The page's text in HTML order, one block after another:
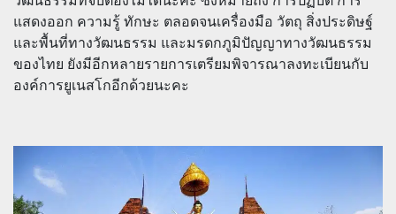
แสดงออก ความรู้ ทักษะ ตลอดจนเครื่องมือ วัตถุ สิ่งประดิษฐ์
และพื้นที่ทางวัฒนธรรม และมรดกภูมิปัญญาทางวัฒนธรรม
ของไทย ยังมีอีกหลายรายการเตรียมพิจารณาลงทะเบียนกับ
องค์การยูเนสโกอีกด้วยนะคะ